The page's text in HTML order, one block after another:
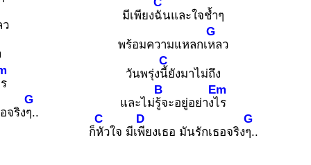
ว
จริง
G
ๆ..
มีเพียงฉันและใจช้ำๆ
พร้อมความแหลกเ
G
หลว
วันพรุ่ง
C
นี้ยังมาไม่ถึง
และไม่
B
รู้จะอยู่อย่าง
Em
ไร
ก็
C
หัวใจ มีเ
D
พียงเธอ มันรักเธอจริง
G
ๆ..